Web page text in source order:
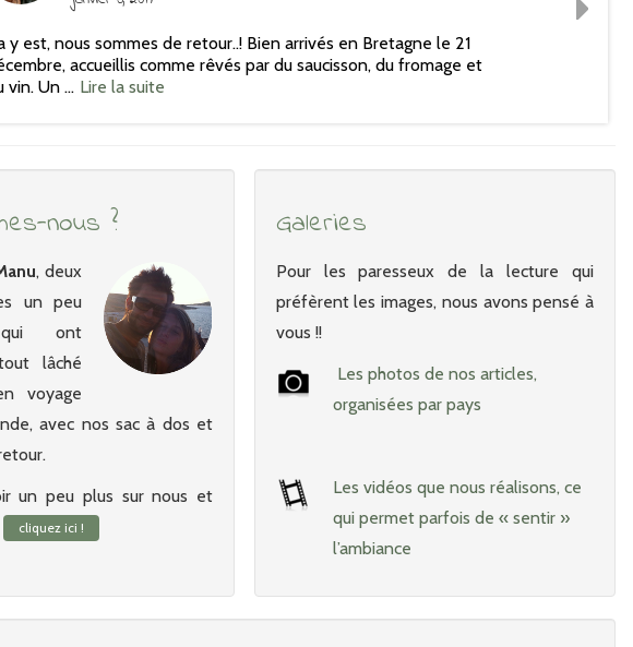
y est, nous sommes de retour..! Bien arrivés en Bretagne le 21
accueillis comme rêvés par du saucisson, du fromage et
vin. Un … Lire la suite
nous ?
, deux
un peu
qui ont
lâché
voyage
avec nos sac à dos et
un peu plus sur nous et
cliquez ici !
Galeries
Pour les paresseux de la lecture qui
préfèrent les images, nous avons pensé à
vous !!
Les photos de nos articles,
organisées par pays
Les vidéos que nous réalisons, ce
qui permet parfois de « sentir »
l’ambiance